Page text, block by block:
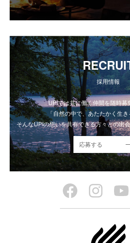
採用情報
UPIでは共に働く仲間を随時募
「自然の中で、あたたかく生き
そんなUPIの想いを共有できる方々との出
応募する